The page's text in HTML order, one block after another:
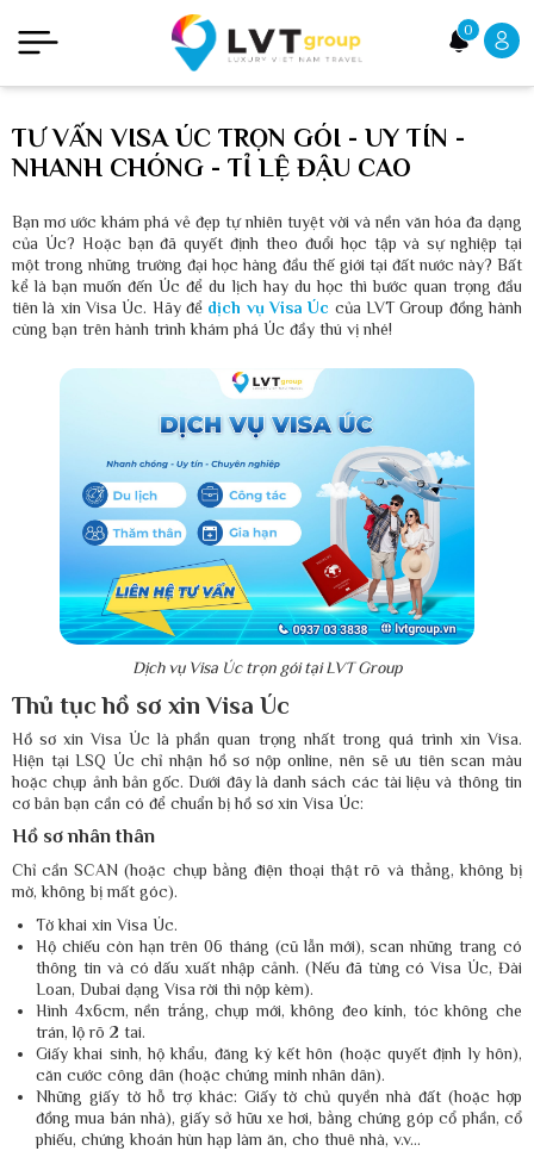
0
TƯ VẤN VISA ÚC TRỌN GÓI - UY TÍN -
NHANH CHÓNG - TỈ LỆ ĐẬU CAO
Bạn mơ ước khám phá vẻ đẹp tự nhiên tuyệt vời và nền văn hóa đa dạng
của Úc? Hoặc bạn đã quyết định theo đuổi học tập và sự nghiệp tại
một trong những trường đại học hàng đầu thế giới tại đất nước này? Bất
kể là bạn muốn đến Úc để du lịch hay du học thì bước quan trọng đầu
tiên là xin Visa Úc. Hãy để dịch vụ Visa Úc của LVT Group đồng hành
cùng bạn trên hành trình khám phá Úc đầy thú vị nhé!
Dịch vụ Visa Úc trọn gói tại LVT Group
Thủ tục hồ sơ xin Visa Úc
Hồ sơ xin Visa Úc là phần quan trọng nhất trong quá trình xin Visa.
Hiện tại LSQ Úc chỉ nhận hồ sơ nộp online, nên sẽ ưu tiên scan màu
hoặc chụp ảnh bản gốc. Dưới đây là danh sách các tài liệu và thông tin
cơ bản bạn cần có để chuẩn bị hồ sơ xin Visa Úc:
Hồ sơ nhân thân
Chỉ cần SCAN (hoặc chụp bằng điện thoại thật rõ và thẳng, không bị
mờ, không bị mất góc).
Tờ khai xin Visa Úc.
Hộ chiếu còn hạn trên 06 tháng (cũ lẫn mới), scan những trang có
thông tin và có dấu xuất nhập cảnh. (Nếu đã từng có Visa Úc, Đài
Loan, Dubai dạng Visa rời thì nộp kèm).
Hình 4x6cm, nền trắng, chụp mới, không đeo kính, tóc không che
trán, lộ rõ 2 tai.
Giấy khai sinh, hộ khẩu, đăng ký kết hôn (hoặc quyết định ly hôn),
căn cước công dân (hoặc chứng minh nhân dân).
Những giấy tờ hỗ trợ khác: Giấy tờ chủ quyền nhà đất (hoặc hợp
đồng mua bán nhà), giấy sở hữu xe hơi, bằng chứng góp cổ phần, cổ
phiếu, chứng khoán hùn hạp làm ăn, cho thuê nhà, v.v…